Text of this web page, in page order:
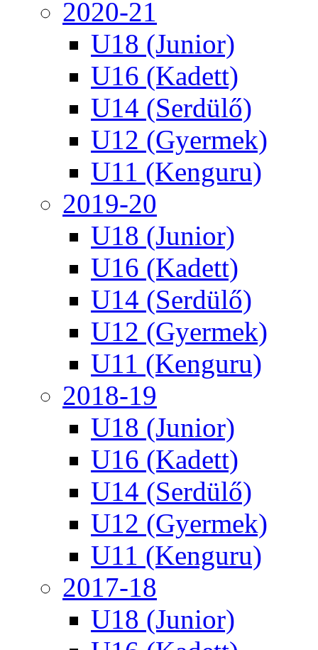
2020-21
U18 (Junior)
U16 (Kadett)
U14 (Serdülő)
U12 (Gyermek)
U11 (Kenguru)
2019-20
U18 (Junior)
U16 (Kadett)
U14 (Serdülő)
U12 (Gyermek)
U11 (Kenguru)
2018-19
U18 (Junior)
U16 (Kadett)
U14 (Serdülő)
U12 (Gyermek)
U11 (Kenguru)
2017-18
U18 (Junior)